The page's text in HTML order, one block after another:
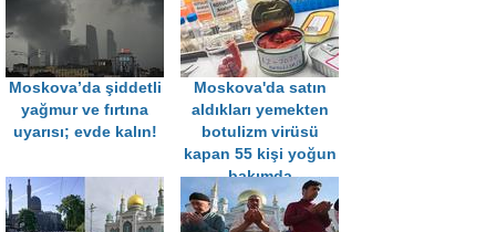
Moskova’da şiddetli
yağmur ve fırtına
uyarısı; evde kalın!
Moskova'da satın
aldıkları yemekten
botulizm virüsü
kapan 55 kişi yoğun
bakımda